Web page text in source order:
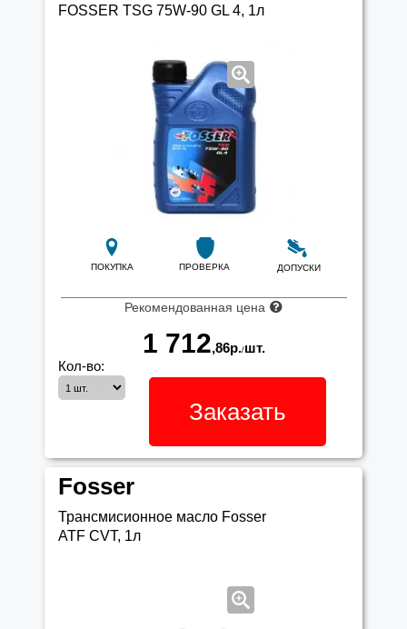
FOSSER TSG 75W-90 GL 4, 1л
ПОКУПКА ПРОВЕРКА ДОПУСКИ
Рекомендованная цена
1 712,86р./шт.
Кол-во:
Заказать
Fosser
Трансмисионное масло Fosser
ATF CVT, 1л